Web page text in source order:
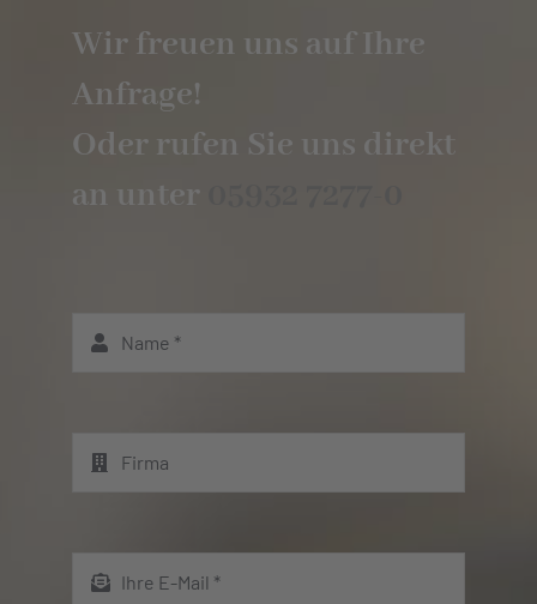
Wir freuen uns auf Ihre
Anfrage!
Oder rufen Sie uns direkt
an unter